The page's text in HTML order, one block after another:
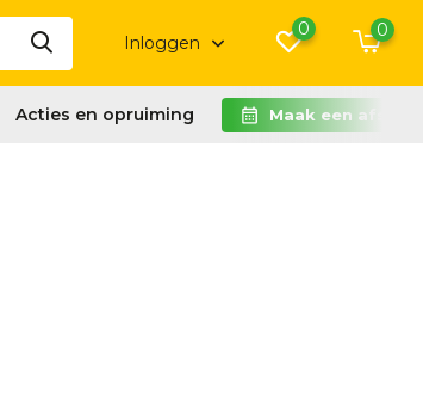
Inloggen
0 0
Acties en opruiming Maak een